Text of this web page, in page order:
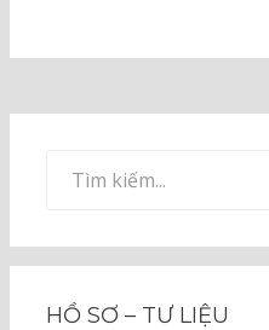
kiếm
HỒ SƠ – TƯ LIỆU